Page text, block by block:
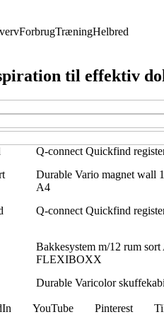
ForbrugTræningHelbred
til effektiv
Q-connect Quickfind
Durable Vario magnet wall
A4
Q-connect Quickfind
Bakkesystem m/12 rum
FLEXIBOXX
Durable Varicolor
YouTube Pinterest